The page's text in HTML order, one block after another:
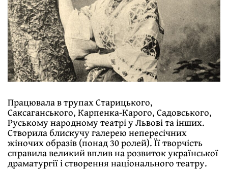
Працювала в трупах Старицького,
Саксаганського, Карпенка-Карого, Садовського,
Руському народному театрі у Львові та інших.
Створила блискучу галерею непересічних
жіночих образів (понад 30 ролей). Її творчість
справила великий вплив на розвиток української
драматургії і створення національного театру.